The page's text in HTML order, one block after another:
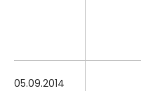
05.09.2014